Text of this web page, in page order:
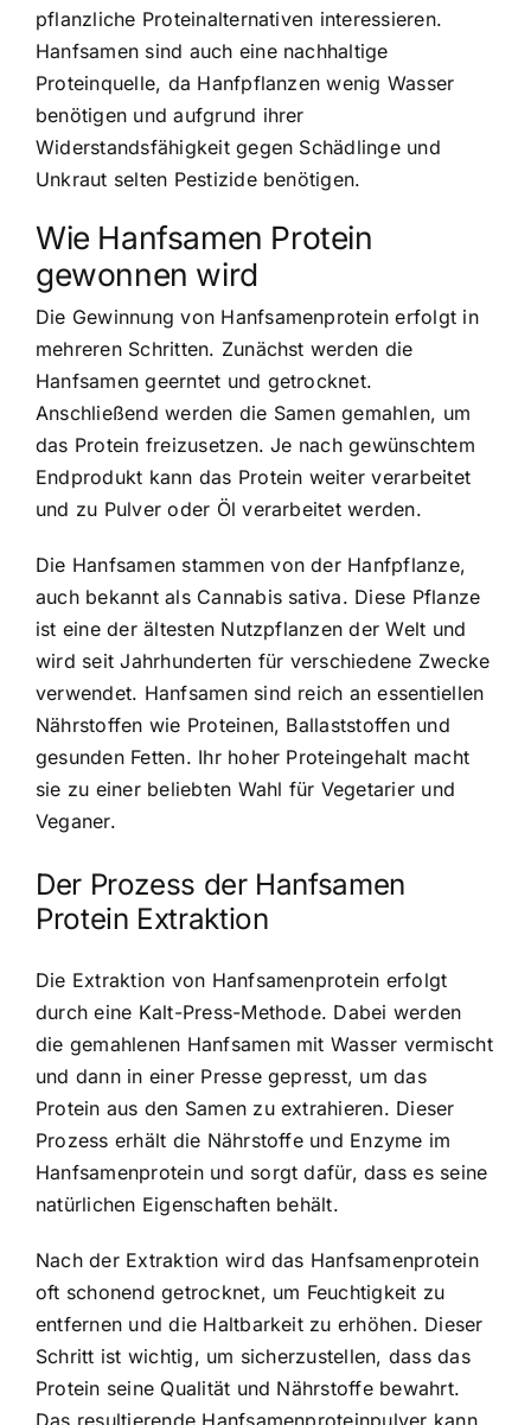
pflanzliche Proteinalternativen interessieren.
Hanfsamen sind auch eine nachhaltige
Proteinquelle, da Hanfpflanzen wenig Wasser
benötigen und aufgrund ihrer
Widerstandsfähigkeit gegen Schädlinge und
Unkraut selten Pestizide benötigen.
Wie Hanfsamen Protein
gewonnen wird
Die Gewinnung von Hanfsamenprotein erfolgt in
mehreren Schritten. Zunächst werden die
Hanfsamen geerntet und getrocknet.
Anschließend werden die Samen gemahlen, um
das Protein freizusetzen. Je nach gewünschtem
Endprodukt kann das Protein weiter verarbeitet
und zu Pulver oder Öl verarbeitet werden.
Die Hanfsamen stammen von der Hanfpflanze,
auch bekannt als Cannabis sativa. Diese Pflanze
ist eine der ältesten Nutzpflanzen der Welt und
wird seit Jahrhunderten für verschiedene Zwecke
verwendet. Hanfsamen sind reich an essentiellen
Nährstoffen wie Proteinen, Ballaststoffen und
gesunden Fetten. Ihr hoher Proteingehalt macht
sie zu einer beliebten Wahl für Vegetarier und
Veganer.
Der Prozess der Hanfsamen
Protein Extraktion
Die Extraktion von Hanfsamenprotein erfolgt
durch eine Kalt-Press-Methode. Dabei werden
die gemahlenen Hanfsamen mit Wasser vermischt
und dann in einer Presse gepresst, um das
Protein aus den Samen zu extrahieren. Dieser
Prozess erhält die Nährstoffe und Enzyme im
Hanfsamenprotein und sorgt dafür, dass es seine
natürlichen Eigenschaften behält.
Nach der Extraktion wird das Hanfsamenprotein
oft schonend getrocknet, um Feuchtigkeit zu
entfernen und die Haltbarkeit zu erhöhen. Dieser
Schritt ist wichtig, um sicherzustellen, dass das
Protein seine Qualität und Nährstoffe bewahrt.
Das resultierende Hanfsamenproteinpulver kann